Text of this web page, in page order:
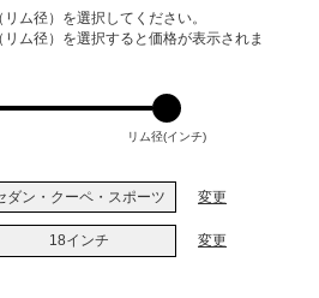
ム径）を選択してください。
ム径）を選択すると価格が表示されま
リム径(インチ)
ダン・クーペ・スポーツ 変更
18インチ 変更